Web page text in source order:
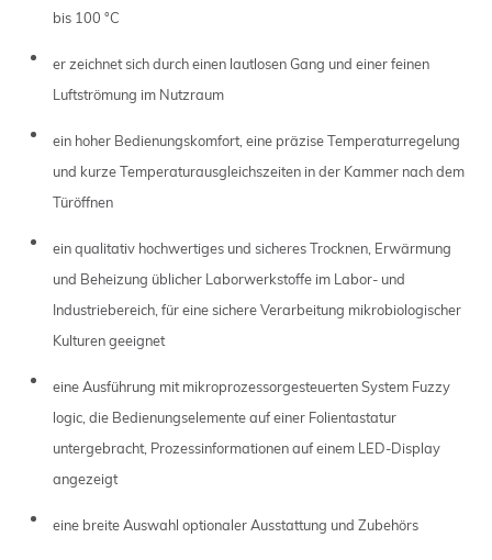
bis 100 °C
er zeichnet sich durch einen lautlosen Gang und einer feinen
Luftströmung im Nutzraum
ein hoher Bedienungskomfort, eine präzise Temperaturregelung
und kurze Temperaturausgleichszeiten in der Kammer nach dem
Türöffnen
ein qualitativ hochwertiges und sicheres Trocknen, Erwärmung
und Beheizung üblicher Laborwerkstoffe im Labor- und
Industriebereich, für eine sichere Verarbeitung mikrobiologischer
Kulturen geeignet
eine Ausführung mit mikroprozessorgesteuerten System Fuzzy
logic, die Bedienungselemente auf einer Folientastatur
untergebracht, Prozessinformationen auf einem LED-Display
angezeigt
eine breite Auswahl optionaler Ausstattung und Zubehörs